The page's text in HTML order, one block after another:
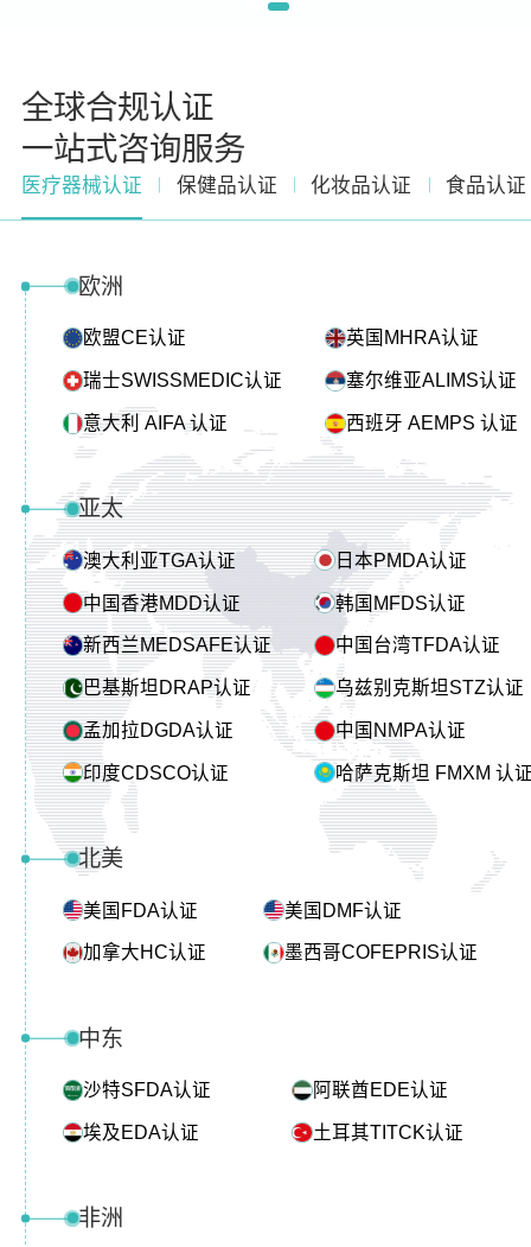
全球合规认证
一站式咨询服务
医疗器械认证 保健品认证 化妆品认证 食品认证
欧洲
欧盟CE认证 英国MHRA认证
瑞士SWISSMEDIC认证 塞尔维亚ALIMS认证
意大利 AIFA 认证 西班牙 AEMPS 认证
亚太
澳大利亚TGA认证 日本PMDA认证
中国香港MDD认证 韩国MFDS认证
新西兰MEDSAFE认证 中国台湾TFDA认证
巴基斯坦DRAP认证 乌兹别克斯坦STZ认证
孟加拉DGDA认证 中国NMPA认证
印度CDSCO认证 哈萨克斯坦 FMXM 认
北美
美国FDA认证 美国DMF认证
加拿大HC认证 墨西哥COFEPRIS认证
中东
沙特SFDA认证 阿联酋EDE认证
埃及EDA认证 土耳其TITCK认证
非洲